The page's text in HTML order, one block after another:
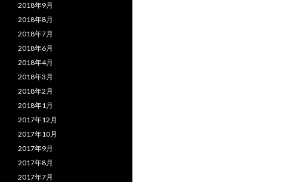
2018年9月
2018年8月
2018年7月
2018年6月
2018年4月
2018年3月
2018年2月
2018年1月
2017年12月
2017年10月
2017年9月
2017年8月
2017年7月